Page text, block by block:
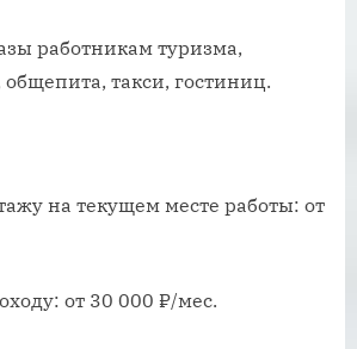
работникам туризма,
такси, гостиниц.
на текущем месте работы: от
от 30 000 ₽/мес.